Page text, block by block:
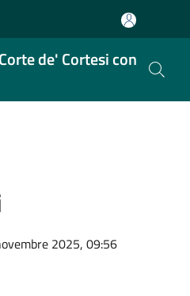
de' Cortesi con
2025, 09:56